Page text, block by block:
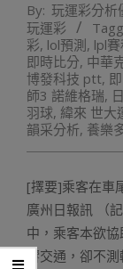
By: 玩運彩分析
玩運彩
彩, lol預測 , lpl
即時比分, 中華
博發科技 ptt,
師3 諾維格瑞,
羽球, 緯來 世大
韻采分析, 養樂
[擇要]乘客在車
廣州日報訊 （
中，乘客本欲
響交通，卻不